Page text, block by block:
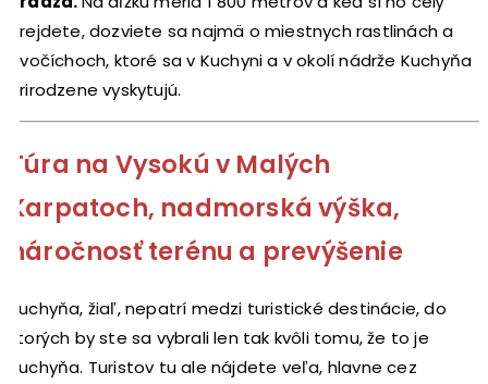
prejdete, dozviete sa najmä o miestnych rastlinách a
živočíchoch, ktoré sa v Kuchyni a v okolí nádrže Kuchyňa
prirodzene vyskytujú.
Túra na Vysokú v Malých
Karpatoch, nadmorská výška,
náročnosť terénu a prevýšenie
Kuchyňa, žiaľ, nepatrí medzi turistické destinácie, do
ktorých by ste sa vybrali len tak kvôli tomu, že to je
Kuchyňa. Turistov tu ale nájdete veľa, hlavne cez